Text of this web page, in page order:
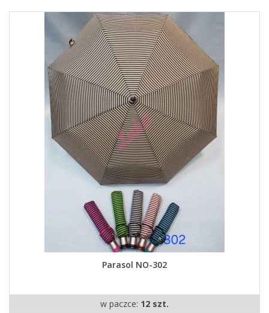
Parasol NO-302
w paczce: 12 szt.